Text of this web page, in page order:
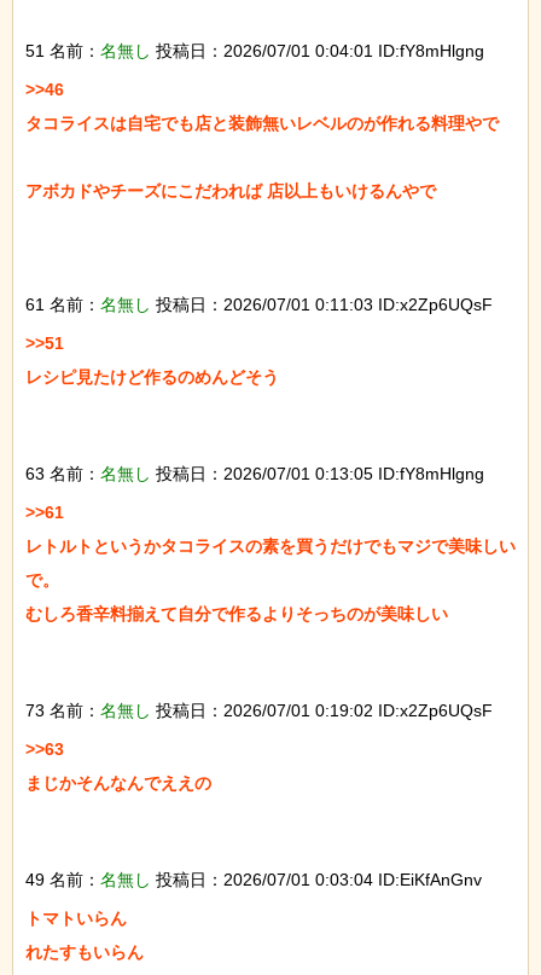
51 名前： 名無し 投稿日：2026/07/01 0:04:01 ID:fY8mHlgng
>>46
タコライスは自宅でも店と装飾無いレベルのが作れる料理やで
アボカドやチーズにこだわれば 店以上もいけるんやで
61 名前： 名無し 投稿日：2026/07/01 0:11:03 ID:x2Zp6UQsF
>>51
レシピ見たけど作るのめんどそう
63 名前： 名無し 投稿日：2026/07/01 0:13:05 ID:fY8mHlgng
>>61
レトルトというかタコライスの素を買うだけでもマジで美味しい
で。
むしろ香辛料揃えて自分で作るよりそっちのが美味しい
73 名前： 名無し 投稿日：2026/07/01 0:19:02 ID:x2Zp6UQsF
>>63
まじかそんなんでええの
49 名前： 名無し 投稿日：2026/07/01 0:03:04 ID:EiKfAnGnv
トマトいらん
れたすもいらん